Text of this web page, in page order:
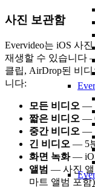
사진 보관함
Evervideo는 iOS 사
재생할 수 있습니다
클립, AirDrop된 비
니다:
모든 비디오 —
짧은 비디오 —
중간 비디오 —
긴 비디오 — 5
화면 녹화—
앨범 — 사진 앨
마트 앨범 포함